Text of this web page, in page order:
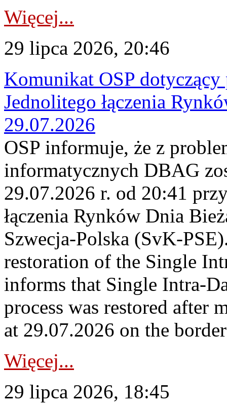
Więcej...
29 lipca 2026, 20:46
Komunikat OSP
Jednolitego łączenia
29.07.2026
OSP informuje, że z
informatycznych DBAG
29.07.2026 r. od 20:41
łączenia Rynków Dnia
Szwecja-Polska (SvK-
restoration of the Single
informs that Single Intra-
process was restored after
at 29.07.2026 on the
Więcej...
29 lipca 2026, 18:45